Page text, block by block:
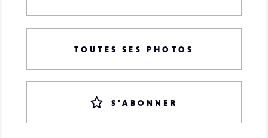
TOUTES SES PHOTOS
S'ABONNER